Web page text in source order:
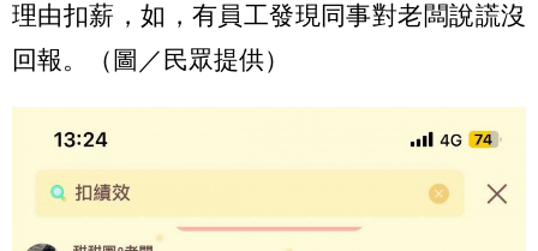
理由扣薪，如，有員工發現同事對老闆說謊沒
回報。（圖／民眾提供）